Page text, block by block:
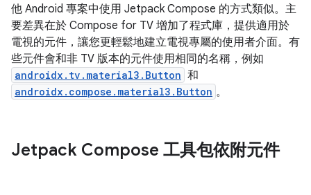
他 Android 專案中使用 Jetpack Compose 的方式類似。主
要差異在於 Compose for TV 增加了程式庫，提供適用於
電視的元件，讓您更輕鬆地建立電視專屬的使用者介面。有
些元件會和非 TV 版本的元件使用相同的名稱，例如
androidx.tv.material3.Button 和
androidx.compose.material3.Button 。
Jetpack Compose 工具包依附元件